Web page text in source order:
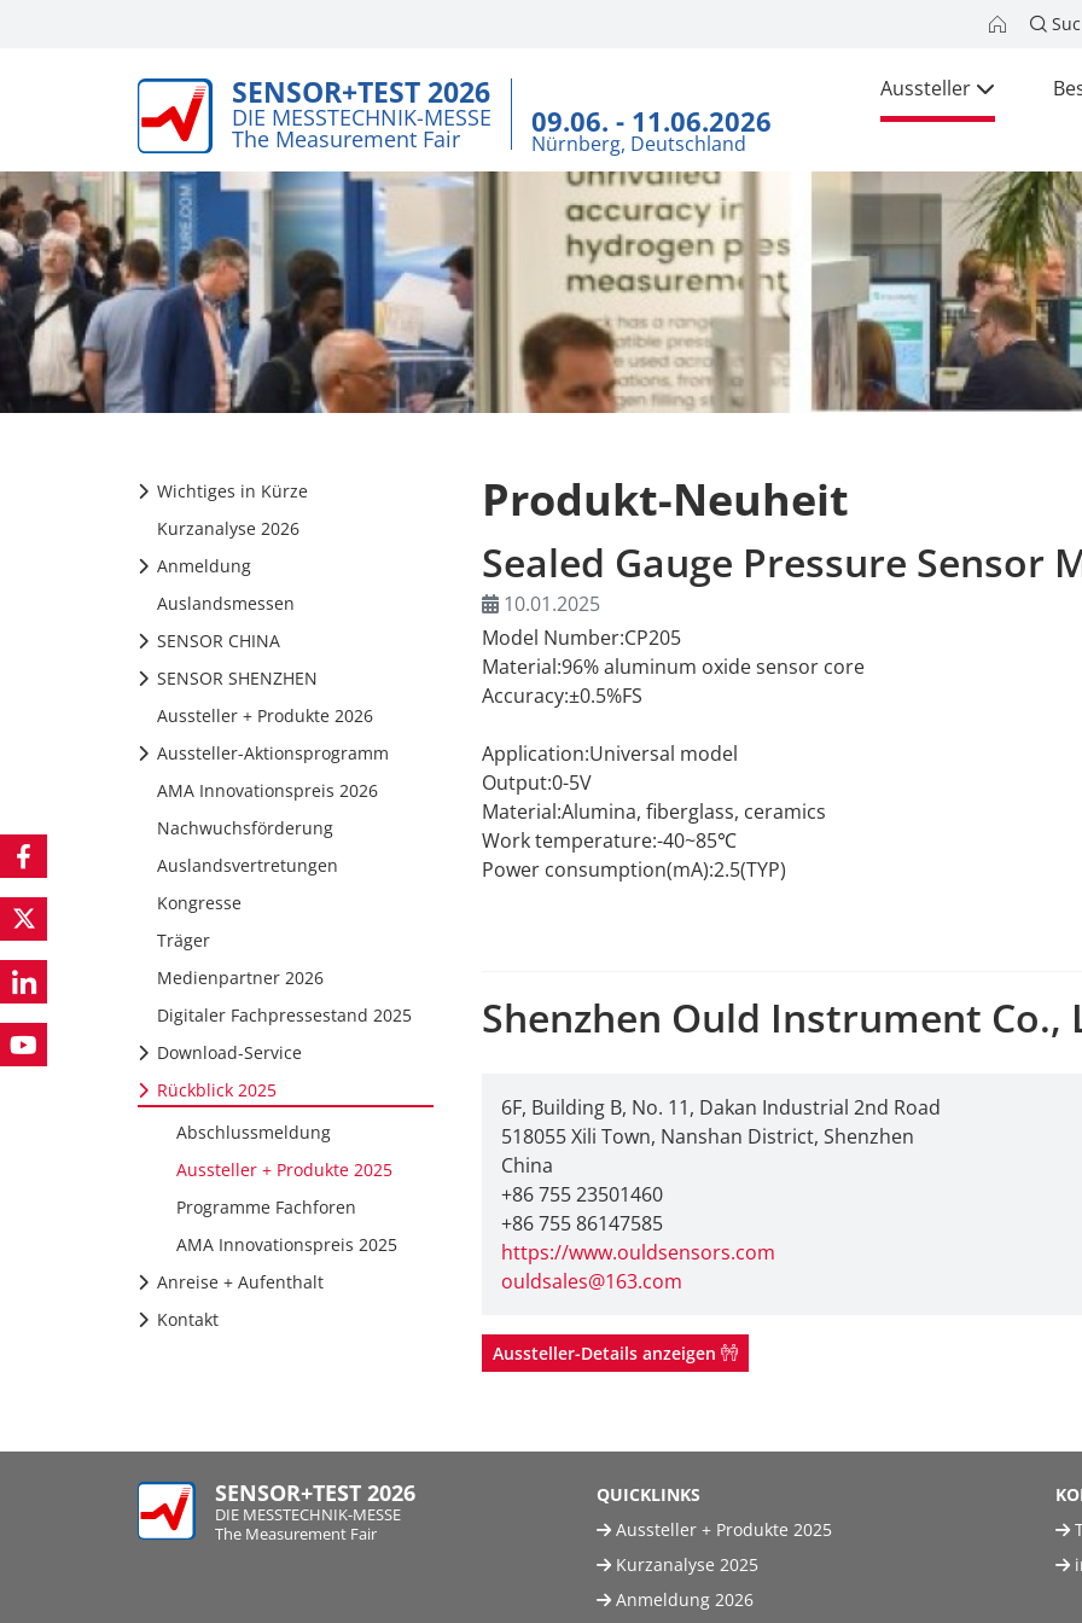
SENSOR+TEST 2026
DIE MESSTECHNIK-MESSE
The Measurement Fair 09.06. - 11.06.2026
Nürnberg, Deutschland
Aussteller
Wichtiges in Kürze
Kurzanalyse 2026
Anmeldung
Auslandsmessen
SENSOR CHINA
SENSOR SHENZHEN
Aussteller + Produkte 2026
Aussteller-Aktionsprogramm
AMA Innovationspreis 2026
Nachwuchsförderung
Auslandsvertretungen
Kongresse
Träger
Medienpartner 2026
Digitaler Fachpressestand 2025
Download-Service
Rückblick 2025
Abschlussmeldung
Aussteller + Produkte 2025
Programme Fachforen
AMA Innovationspreis 2025
Anreise + Aufenthalt
Kontakt
Produkt-Neuheit
Sealed Gauge Pressure Sensor
10.01.2025
Model Number:CP205
Material:96% aluminum oxide sensor core
Accuracy:±0.5%FS
Application:Universal model
Output:0-5V
Material:Alumina, fiberglass, ceramics
Work temperature:-40~85℃
Power consumption(mA):2.5(TYP)
Shenzhen Ould Instrument Co.,
6F, Building B, No. 11, Dakan Industrial 2nd Road
518055 Xili Town, Nanshan District, Shenzhen
China
+86 755 23501460
+86 755 86147585
https://www.ouldsensors.com
ouldsales@163.com
Aussteller-Details anzeigen
SENSOR+TEST 2026
DIE MESSTECHNIK-MESSE
The Measurement Fair
QUICKLINKS
Aussteller + Produkte 2025
Kurzanalyse 2025
Anmeldung 2026